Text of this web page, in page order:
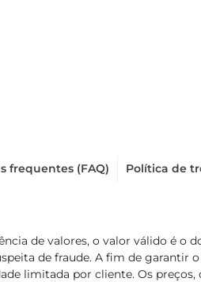
frequentes (FAQ) Política de
de valores, o valor válido é
de fraude. A fim de
limitada por cliente. Os